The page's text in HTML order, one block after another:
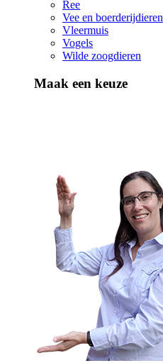
Ree
Vee en boerderijdieren
Vleermuis
Vogels
Wilde zoogdieren
Maak een keuze